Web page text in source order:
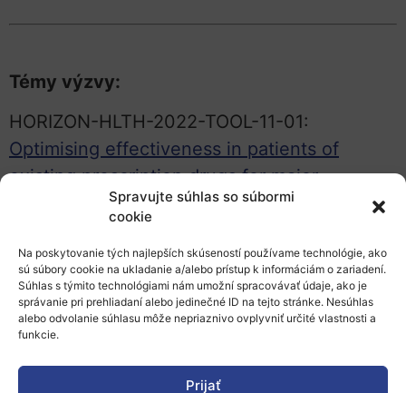
Spravujte súhlas so súbormi
cookie
Na poskytovanie tých najlepších skúseností používame technológie, ako
sú súbory cookie na ukladanie a/alebo prístup k informáciám o zariadení.
Súhlas s týmito technológiami nám umožní spracovávať údaje, ako je
správanie pri prehliadaní alebo jedinečné ID na tejto stránke. Nesúhlas
alebo odvolanie súhlasu môže nepriaznivo ovplyvniť určité vlastnosti a
funkcie.
Prijať
Témy výzvy:
HORIZON-HLTH-2022-TOOL-11-01:
Optimising effectiveness in patients of
existing prescription drugs for major
diseases (except cancer) with the use of
HORIZON-HLTH-2022-TOOL-11-02:New
methods for the effective use of real-world
data and/or synthetic data in regulatory